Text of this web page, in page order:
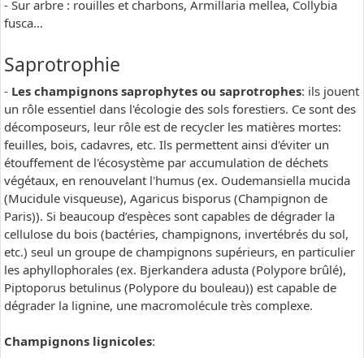
- Sur arbre : rouilles et charbons, Armillaria mellea, Collybia
fusca…
Saprotrophie
- Les champignons saprophytes ou saprotrophes: ils jouent
un rôle essentiel dans l'écologie des sols forestiers. Ce sont des
décomposeurs, leur rôle est de recycler les matières mortes:
feuilles, bois, cadavres, etc. Ils permettent ainsi d'éviter un
étouffement de l'écosystème par accumulation de déchets
végétaux, en renouvelant l'humus (ex. Oudemansiella mucida
(Mucidule visqueuse), Agaricus bisporus (Champignon de
Paris)). Si beaucoup d’espèces sont capables de dégrader la
cellulose du bois (bactéries, champignons, invertébrés du sol,
etc.) seul un groupe de champignons supérieurs, en particulier
les aphyllophorales (ex. Bjerkandera adusta (Polypore brûlé),
Piptoporus betulinus (Polypore du bouleau)) est capable de
dégrader la lignine, une macromolécule très complexe.
Champignons lignicoles: